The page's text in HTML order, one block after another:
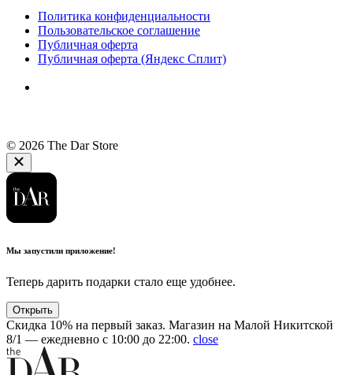
Политика конфиденциальности
Пользовательское соглашение
Публичная оферта
Публичная оферта (Яндекс Сплит)
© 2026 The Dar Store
Мы запустили приложение!
Теперь дарить подарки стало еще удобнее.
Открыть
Скидка 10% на первый заказ. Магазин на Малой Никитской
8/1 — ежедневно с 10:00 до 22:00. close